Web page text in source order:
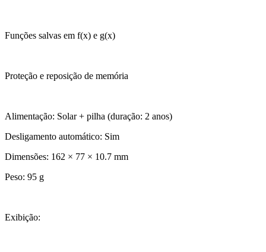
Funções salvas em f(x) e g(x)
Proteção e reposição de memória
Alimentação: Solar + pilha (duração: 2 anos)
Desligamento automático: Sim
Dimensões: 162 × 77 × 10.7 mm
Peso: 95 g
Exibição: